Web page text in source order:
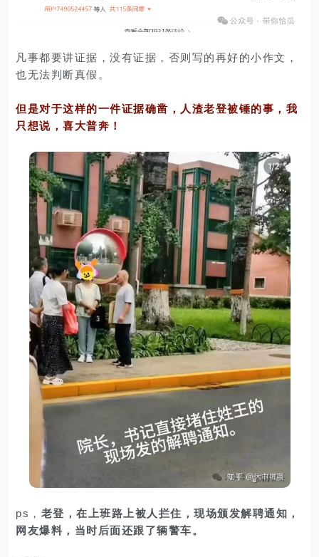
凡事都要讲证据，没有证据，否则写的再好的小作文，
也无法判断真假。
但是对于这样的一件证据确凿，人渣老登被锤的事，我
只想说，喜大普奔！
ps， 老登，在上班路上被人拦住，现场颁发解聘通知，
网友爆料，当时后面还跟了辆警车。